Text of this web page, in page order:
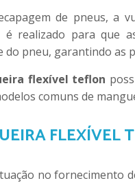
de pneus, a
é realizado para que
do pneu, garantindo as
flexível teflon
comuns de
FLEXÍVEL
no fornecimento